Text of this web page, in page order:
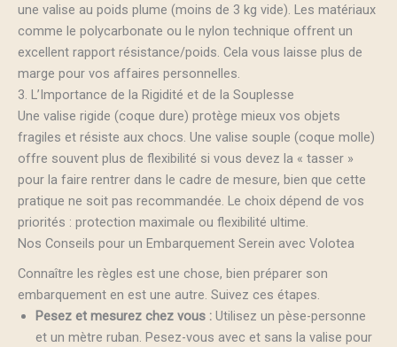
une valise au poids plume (moins de 3 kg vide). Les matériaux
comme le polycarbonate ou le nylon technique offrent un
excellent rapport résistance/poids. Cela vous laisse plus de
marge pour vos affaires personnelles.
3. L’Importance de la Rigidité et de la Souplesse
Une valise rigide (coque dure) protège mieux vos objets
fragiles et résiste aux chocs. Une valise souple (coque molle)
offre souvent plus de flexibilité si vous devez la « tasser »
pour la faire rentrer dans le cadre de mesure, bien que cette
pratique ne soit pas recommandée. Le choix dépend de vos
priorités : protection maximale ou flexibilité ultime.
Nos Conseils pour un Embarquement Serein avec Volotea
Connaître les règles est une chose, bien préparer son
embarquement en est une autre. Suivez ces étapes.
Pesez et mesurez chez vous : Utilisez un pèse-personne
et un mètre ruban. Pesez-vous avec et sans la valise pour